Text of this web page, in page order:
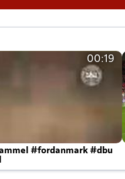
00:19
#fordanmark #dbu